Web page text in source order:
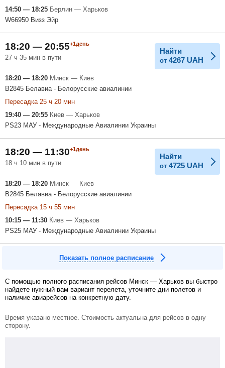
14:50 — 18:25 Берлин — Харьков
W66950 Визз Эйр
18:20 — 20:55+1день
27 ч 35 мин в пути
Найти
от 4267 UAH
18:20 — 18:20 Минск — Киев
B2845 Белавиа - Белорусские авиалинии
Пересадка 25 ч 20 мин
19:40 — 20:55 Киев — Харьков
PS23 МАУ - Международные Авиалинии Украины
18:20 — 11:30+1день
18 ч 10 мин в пути
Найти
от 4725 UAH
18:20 — 18:20 Минск — Киев
B2845 Белавиа - Белорусские авиалинии
Пересадка 15 ч 55 мин
10:15 — 11:30 Киев — Харьков
PS25 МАУ - Международные Авиалинии Украины
Показать полное расписание
С помощью полного расписания рейсов Минск — Харьков вы быстро
найдете нужный вам вариант перелета, уточните дни полетов и
наличие авиарейсов на конкретную дату.
Время указано местное. Стоимость актуальна для рейсов в одну
сторону.